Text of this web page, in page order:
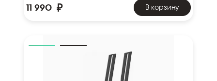
11 990 ₽ В корзину